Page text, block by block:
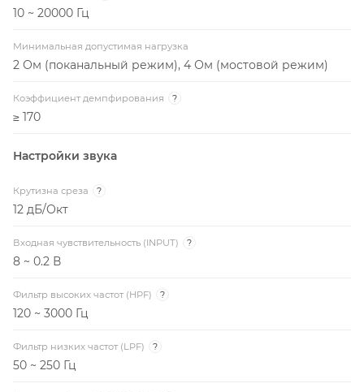
10 ~ 20000 Гц
Минимальная допустимая нагрузка
2 Ом (поканальный режим), 4 Ом (мостовой режим)
Коэффициент демпфирования ?
≥ 170
Настройки звука
Крутизна среза ?
12 дБ/Окт
Входная чувствительность (INPUT) ?
8 ~ 0.2 В
Фильтр высоких частот (HPF) ?
120 ~ 3000 Гц
Фильтр низких частот (LPF) ?
50 ~ 250 Гц